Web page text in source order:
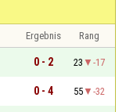
Ergebnis
Rang
0 - 2 23
-17
0 - 4 55
-32